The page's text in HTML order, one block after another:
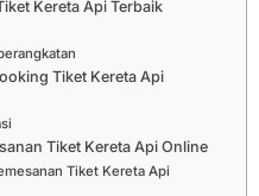
Kereta Api Terbaik
Tiket Kereta Api
Tiket Kereta Api Online
Tiket Kereta Api